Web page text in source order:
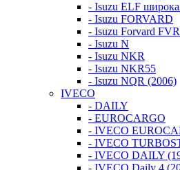
- Isuzu ELF
- Isuzu FORVARD
- Isuzu Forvard
- Isuzu N
- Isuzu NKR
- Isuzu NKR55
- Isuzu NQR (2006)
IVECO
- DAILY
- EUROCARGO
- IVECO
- IVECO
- IVECO DAILY
- IVECO Daily 4